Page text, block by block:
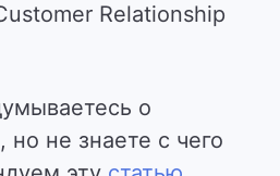
Relationship
о
но не знаете с чего